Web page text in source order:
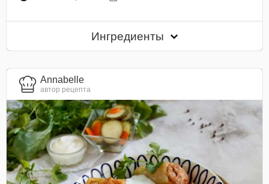
Ингредиенты
Annabelle
автор рецепта